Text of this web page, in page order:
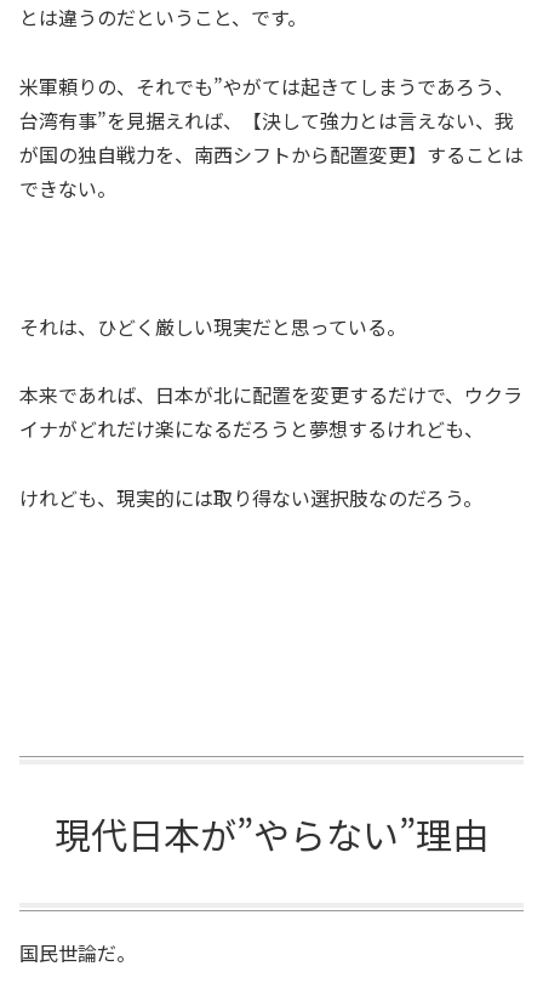
とは違うのだということ、です。
米軍頼りの、それでも”やがては起きてしまうであろう、
台湾有事”を見据えれば、【決して強力とは言えない、我
が国の独自戦力を、南西シフトから配置変更】することは
できない。
それは、ひどく厳しい現実だと思っている。
本来であれば、日本が北に配置を変更するだけで、ウクラ
イナがどれだけ楽になるだろうと夢想するけれども、
けれども、現実的には取り得ない選択肢なのだろう。
現代日本が”やらない”理由
国民世論だ。